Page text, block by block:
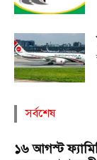
সর্বশেষ
১৬ আগস্ট